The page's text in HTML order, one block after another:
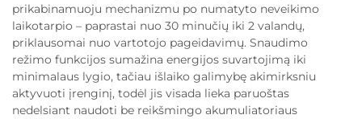
prikabinamuoju mechanizmu po numatyto neveikimo
laikotarpio – paprastai nuo 30 minučių iki 2 valandų,
priklausomai nuo vartotojo pageidavimų. Snaudimo
režimo funkcijos sumažina energijos suvartojimą iki
minimalaus lygio, tačiau išlaiko galimybę akimirksniu
aktyvuoti įrenginį, todėl jis visada lieka paruoštas
nedelsiant naudoti be reikšmingo akumuliatoriaus